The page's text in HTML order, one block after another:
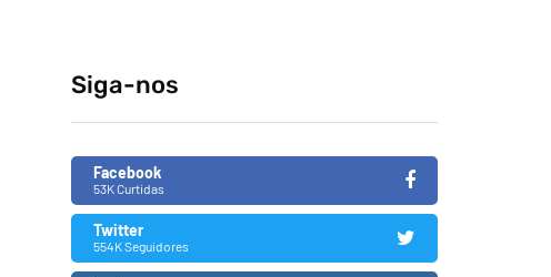
26/11/2019
Siga-nos
Facebook
53K Curtidas
Twitter
554K Seguidores